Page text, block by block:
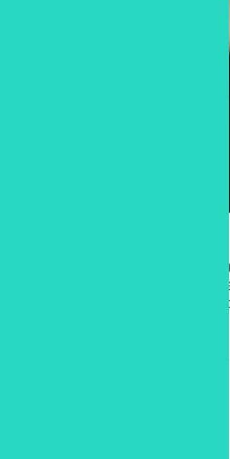
Каким бы ни был ее образ –
трендов: например,
гиперобъема и струящихся
деталью образа секси-